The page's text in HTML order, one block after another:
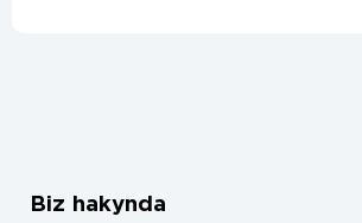
Biz hakynda